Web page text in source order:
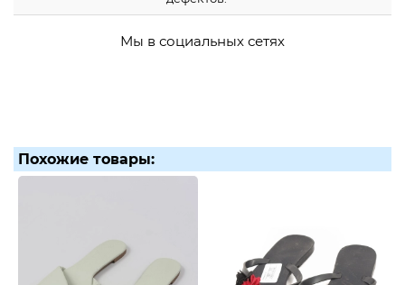
Мы в социальных сетях
Похожие товары: